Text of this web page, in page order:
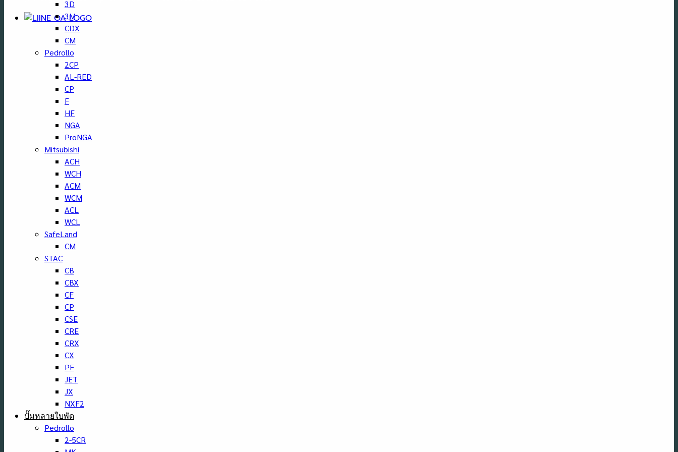
3D
3M
CDX
CM
Pedrollo
2CP
AL-RED
CP
F
HF
NGA
ProNGA
Mitsubishi
ACH
WCH
ACM
WCM
ACL
WCL
SafeLand
CM
STAC
CB
CBX
CF
CP
CSE
CRE
CRX
CX
PF
JET
JX
NXF2
ปั๊มหลายใบพัด
Pedrollo
2-5CR